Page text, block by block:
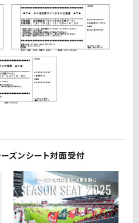
ズンシート対面受付